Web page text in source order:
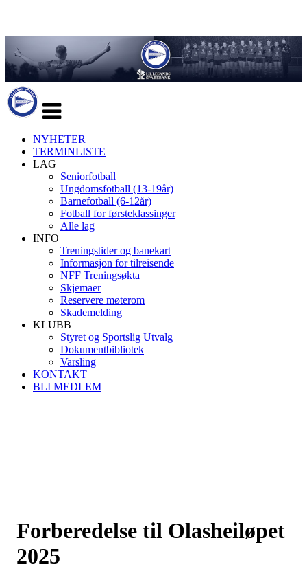
navigasjon
NYHETER
TERMINLISTE
LAG
Seniorfotball
Ungdomsfotball (13-19år)
Barnefotball (6-12år)
Fotball for førsteklassinger
Alle lag
INFO
Treningstider og banekart
Informasjon for tilreisende
NFF Treningsøkta
Skjemaer
Reservere møterom
Skademelding
KLUBB
Styret og Sportslig Utvalg
Dokumentbibliotek
Varsling
KONTAKT
BLI MEDLEM
Forberedelse til Olasheiløpet
2025